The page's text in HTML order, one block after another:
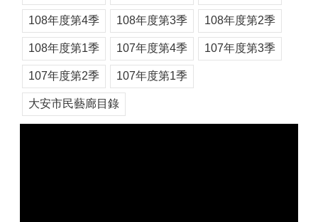
108年度第4季 108年度第3季 108年度第2季
108年度第1季 107年度第4季 107年度第3季
107年度第2季 107年度第1季
大安市民藝廊目錄